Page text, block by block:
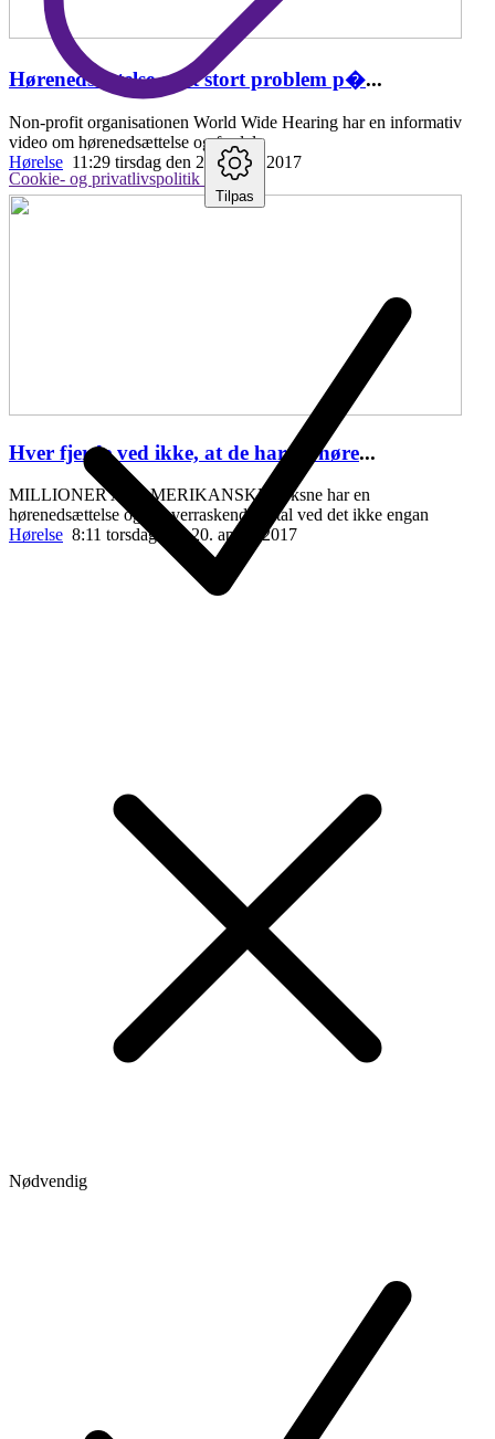
Hørenedsættelse er et stort problem p�...
Non-profit organisationen World Wide Hearing har en informativ
video om hørenedsættelse og fordele
Hørelse 11:29 tirsdag den 25. april , 2017
Hver fjerde ved ikke, at de har en høre...
MILLIONER AF AMERIKANSKE voksne har en
hørenedsættelse og et overraskende antal ved det ikke engan
Hørelse 8:11 torsdag den 20. april , 2017
Cookie- og privatlivspolitik
Tilpas
Nødvendig